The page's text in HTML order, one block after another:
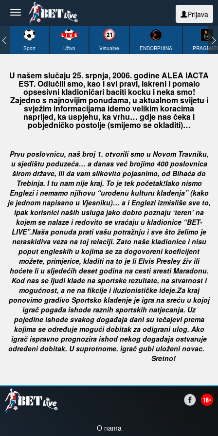
Prijava
Sport Uživo Virtualne ENDORPHINA
U našem slučaju 25. srpnja, 2006. godine ALEA IACTA
EST. Odlučili smo, kao i svi pravi, iskreni i pomalo
opsesivni kladioničari baciti kocku i neka smo!
Zajedno s najnovijim ponudama, u aktualnom svijetu i
svježim informacijama idemo velikim koracima
naprijed, ka uspjehu, ka vrhu… gdje nas čeka i
pobjedničko postolje (smijemo se okladiti)…
Prvu poslovnicu, naš broj 1. otvorili smo u Novom Travniku,
u sjedištu poduzeća… a danas već brojimo 400 poslovnica
širom države, ili da vam slikovito pojasnimo, od Bihaća do
Trebinja. I tu nam nije kraj. To je tek početak!Iako nismo
Englezi i nemamo njihovu “urođenu kulturu klađenja” (kako
je jednom napisano u Vjesniku)… a i Englezi izmisliše sve to,
ipak korisnici naših usluga jako dobro poznaju ‘teren’ na
kojem se nalaze i redovito se vraćaju u kladionice “BET-
LIVE”.Naša ponuda prati vašu potražnju i sve što želimo je
neraskidiva veza na toj relaciji. Zato naše kladionice i nisu
poput engleskih u kojima se za dogovoreni koeficijent
možete, primjerice, kladiti na to je li Elvis Presley živ ili
hoćete li u sljedećih deset godina na cesti sresti Maradonu.
Kod nas se ljudi klade na sportske rezultate, na stvarnost i
mogućnost, a ne na fikcije i iluzionističke ideje.Za kraj
ponovimo gradivo Sportsko klađenje je igra na sreću u kojoj
igrač pogađa ishode raznih sportskih natjecanja. Uz
pojedine ishode svakog događaja dani su tečajevi prema
kojima se određuje mogući dobitak za odigrani ulog. Ako
igrač ispravno prognozira ishod nekog događaja ostvaruje
određeni dobitak. U suprotnome, igrač gubi uloženi novac.
Sretno!
O nama